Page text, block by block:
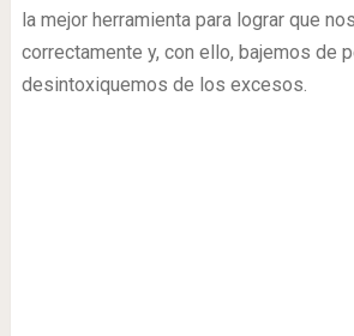
la mejor herramienta para lograr que
correctamente y, con ello, bajemos de
desintoxiquemos de los excesos.